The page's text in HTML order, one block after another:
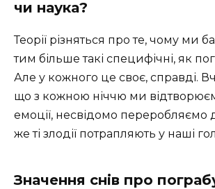
чи наука?
Теорії різняться про те, чому ми
тим більше такі специфічні, як
Але у кожного це своє, справді.
що з кожною ніччю ми
емоції, несвідомо переробляємо
же ті злодії потрапляють у наші
Значення снів про